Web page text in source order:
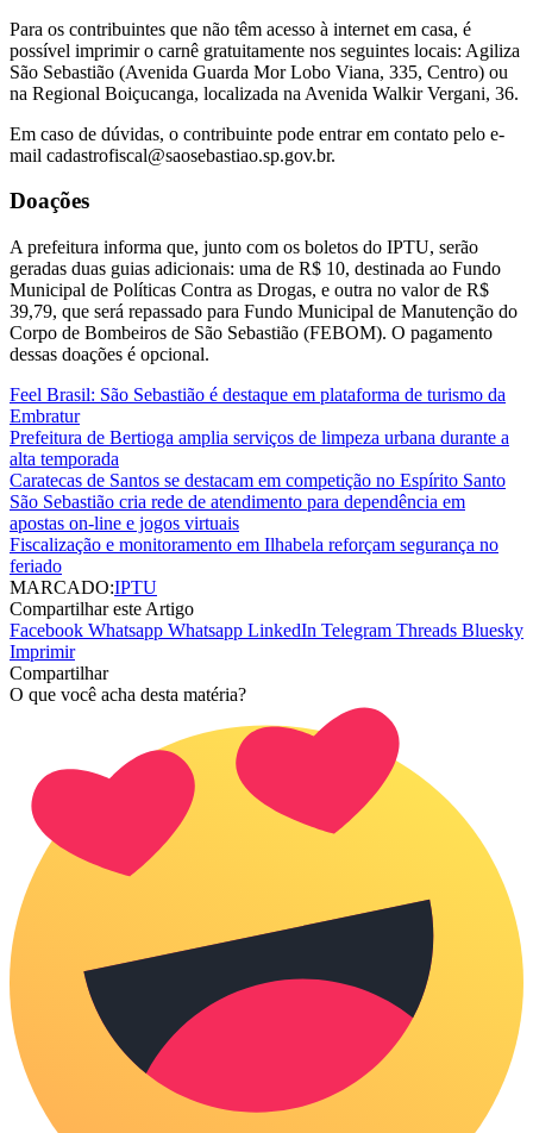
Para os contribuintes que não têm acesso à internet em casa, é
possível imprimir o carnê gratuitamente nos seguintes locais: Agiliza
São Sebastião (Avenida Guarda Mor Lobo Viana, 335, Centro) ou
na Regional Boiçucanga, localizada na Avenida Walkir Vergani, 36.
Em caso de dúvidas, o contribuinte pode entrar em contato pelo e-
mail cadastrofiscal@saosebastiao.sp.gov.br.
Doações
A prefeitura informa que, junto com os boletos do IPTU, serão
geradas duas guias adicionais: uma de R$ 10, destinada ao Fundo
Municipal de Políticas Contra as Drogas, e outra no valor de R$
39,79, que será repassado para Fundo Municipal de Manutenção do
Corpo de Bombeiros de São Sebastião (FEBOM). O pagamento
dessas doações é opcional.
Feel Brasil: São Sebastião é destaque em plataforma de turismo da
Embratur
Prefeitura de Bertioga amplia serviços de limpeza urbana durante a
alta temporada
Caratecas de Santos se destacam em competição no Espírito Santo
São Sebastião cria rede de atendimento para dependência em
apostas on-line e jogos virtuais
Fiscalização e monitoramento em Ilhabela reforçam segurança no
feriado
MARCADO:IPTU
Compartilhar este Artigo
Facebook Whatsapp Whatsapp LinkedIn Telegram Threads Bluesky
Imprimir
Compartilhar
O que você acha desta matéria?